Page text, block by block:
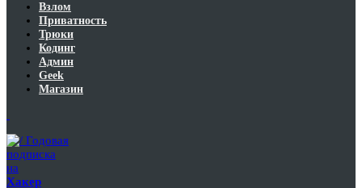
Взлом
Приватность
Трюки
Кодинг
Админ
Geek
Магазин
Годовая
подписка
на
Хакер